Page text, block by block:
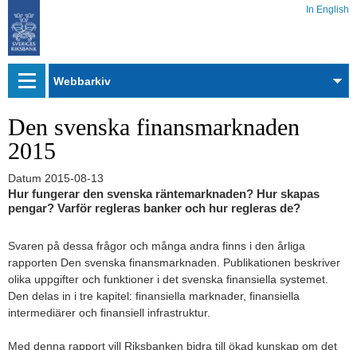
In English
Webbarkiv
Den svenska finansmarknaden
2015
Datum 2015-08-13
Hur fungerar den svenska räntemarknaden? Hur skapas
pengar? Varför regleras banker och hur regleras de?
Svaren på dessa frågor och många andra finns i den årliga
rapporten Den svenska finansmarknaden. Publikationen beskriver
olika uppgifter och funktioner i det svenska finansiella systemet.
Den delas in i tre kapitel: finansiella marknader, finansiella
intermediärer och finansiell infrastruktur.
Med denna rapport vill Riksbanken bidra till ökad kunskap om det